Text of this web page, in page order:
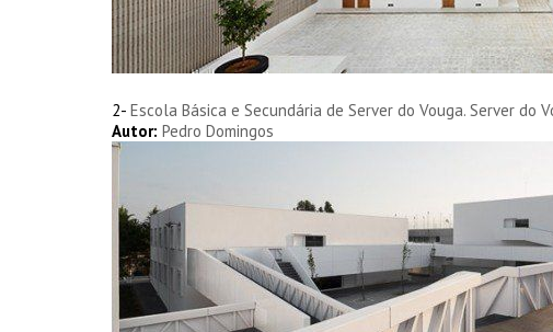
2- Escola Básica e Secundária de Server do Vouga. Server do
Autor: Pedro Domingos